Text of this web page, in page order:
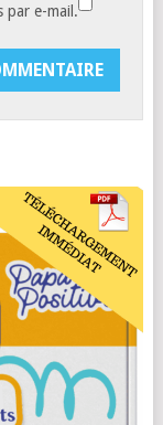
par e-mail.